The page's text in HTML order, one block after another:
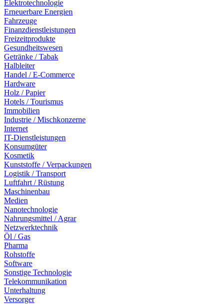
Elektrotechnologie
Erneuerbare Energien
Fahrzeuge
Finanzdienstleistungen
Freizeitprodukte
Gesundheitswesen
Getränke / Tabak
Halbleiter
Handel / E-Commerce
Hardware
Holz / Papier
Hotels / Tourismus
Immobilien
Industrie / Mischkonzerne
Internet
IT-Dienstleistungen
Konsumgüter
Kosmetik
Kunststoffe / Verpackungen
Logistik / Transport
Luftfahrt / Rüstung
Maschinenbau
Medien
Nanotechnologie
Nahrungsmittel / Agrar
Netzwerktechnik
Öl / Gas
Pharma
Rohstoffe
Software
Sonstige Technologie
Telekommunikation
Unterhaltung
Versorger